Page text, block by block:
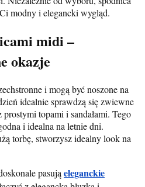
modny i elegancki wygląd.
midi –
okazje
i mogą być noszone na
idealnie sprawdzą się zwiewne
topami i sandałami. Tego
i idealna na letnie dni.
torbę, stworzysz idealny look na
pasująeleganckie